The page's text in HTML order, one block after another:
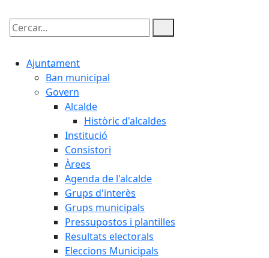
Cercar:
Ajuntament
Ban municipal
Govern
Alcalde
Històric d'alcaldes
Institució
Consistori
Àrees
Agenda de l'alcalde
Grups d'interès
Grups municipals
Pressupostos i plantilles
Resultats electorals
Eleccions Municipals